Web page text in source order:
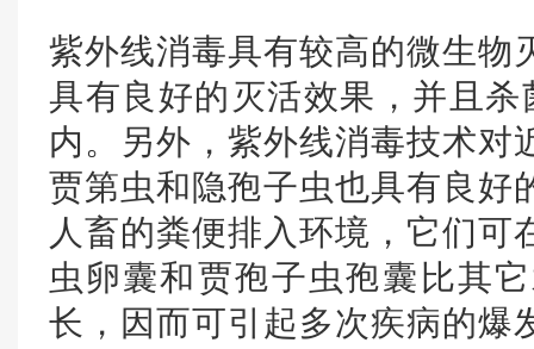
紫外线消毒具有较高的微生物
具有良好的灭活效果，并且
内。另外，紫外线消毒技术对
贾第虫和隐孢子虫也具有良好
人畜的粪便排入环境，它们可
虫卵囊和贾孢子虫孢囊比其
长，因而可引起多次疾病的爆